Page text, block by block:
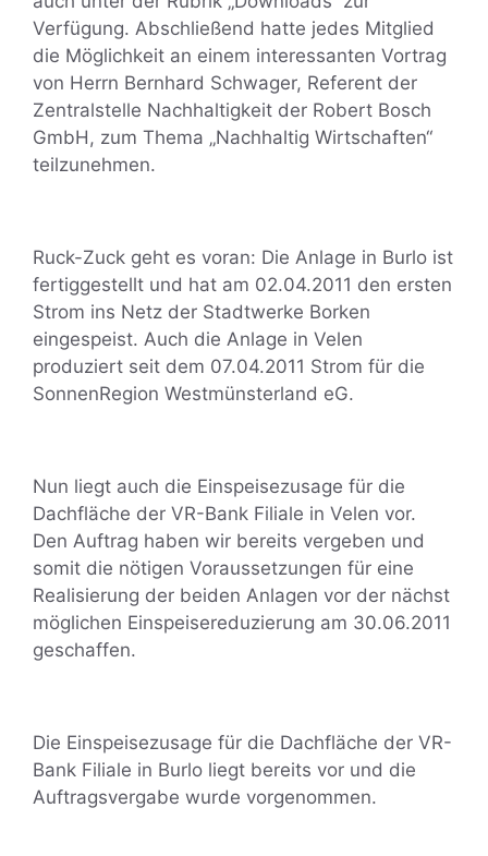
Verfügung. Abschließend hatte jedes Mitglied
die Möglichkeit an einem interessanten Vortrag
von Herrn Bernhard Schwager, Referent der
Zentralstelle Nachhaltigkeit der Robert Bosch
GmbH, zum Thema „Nachhaltig Wirtschaften“
teilzunehmen.
Ruck-Zuck geht es voran: Die Anlage in Burlo ist
fertiggestellt und hat am 02.04.2011 den ersten
Strom ins Netz der Stadtwerke Borken
eingespeist. Auch die Anlage in Velen
produziert seit dem 07.04.2011 Strom für die
SonnenRegion Westmünsterland eG.
Nun liegt auch die Einspeisezusage für die
Dachfläche der VR-Bank Filiale in Velen vor.
Den Auftrag haben wir bereits vergeben und
somit die nötigen Voraussetzungen für eine
Realisierung der beiden Anlagen vor der nächst
möglichen Einspeisereduzierung am 30.06.2011
geschaffen.
Die Einspeisezusage für die Dachfläche der VR-
Bank Filiale in Burlo liegt bereits vor und die
Auftragsvergabe wurde vorgenommen.